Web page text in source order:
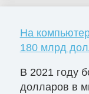
На
180 млрд
В 2021 году
долларов в